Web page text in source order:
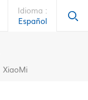
Idioma :
Español
XiaoMi